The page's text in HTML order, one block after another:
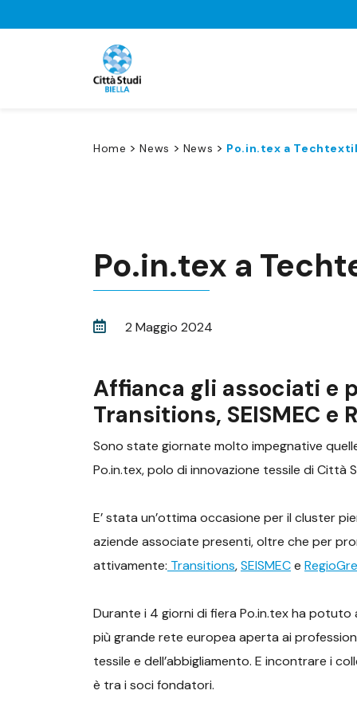
Home >News > News > Po.in.tex a
Po.in.tex a
2 Maggio 2024
Affianca gli associati e
Transitions, SEISMEC e
Sono state giornate molto impegnative
Po.in.tex, polo di innovazione tessile di Città
E’ stata un’ottima occasione per il cluster
aziende associate presenti, oltre che per
attivamente: Transitions,SEISMECe
Durante i 4 giorni di fiera Po.in.tex ha
più grande rete europea aperta ai
tessile e dell’abbigliamento. E incontrare i
è tra i soci fondatori.